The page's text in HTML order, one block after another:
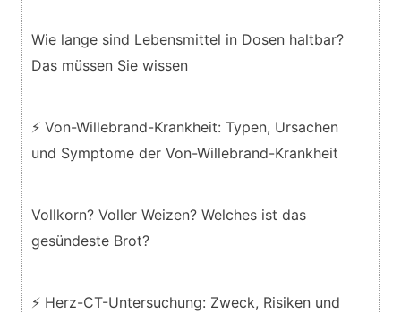
Wie lange sind Lebensmittel in Dosen haltbar?
Das müssen Sie wissen
⚡ Von-Willebrand-Krankheit: Typen, Ursachen
und Symptome der Von-Willebrand-Krankheit
Vollkorn? Voller Weizen? Welches ist das
gesündeste Brot?
⚡ Herz-CT-Untersuchung: Zweck, Risiken und